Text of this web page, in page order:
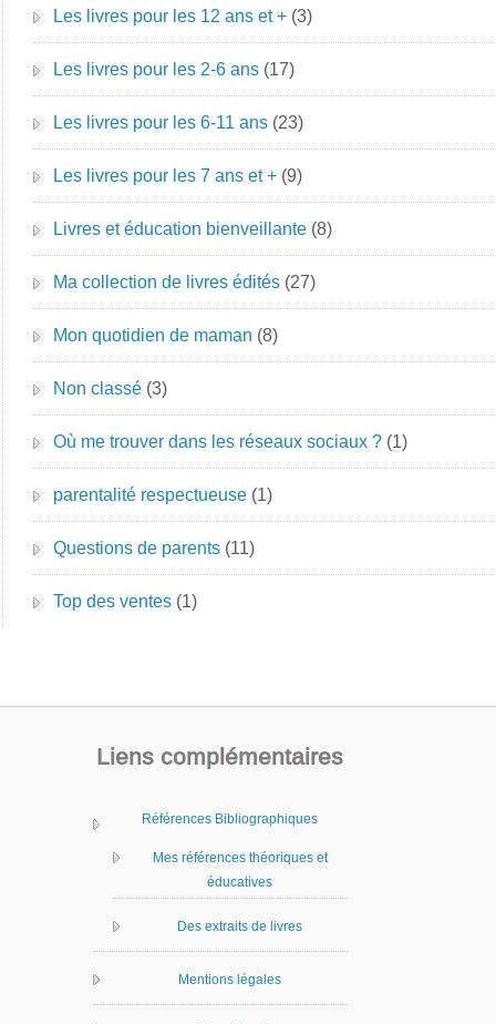
Les livres pour les 12 ans et + (3)
Les livres pour les 2-6 ans (17)
Les livres pour les 6-11 ans (23)
Les livres pour les 7 ans et + (9)
Livres et éducation bienveillante (8)
Ma collection de livres édités (27)
Mon quotidien de maman (8)
Non classé (3)
Où me trouver dans les réseaux sociaux ? (1)
parentalité respectueuse (1)
Questions de parents (11)
Top des ventes (1)
Liens complémentaires
Références Bibliographiques
Mes références théoriques et
éducatives
Des extraits de livres
Mentions légales